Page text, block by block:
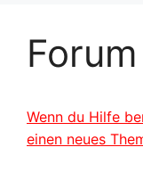
Forum
Wenn du Hilfe
einen neues